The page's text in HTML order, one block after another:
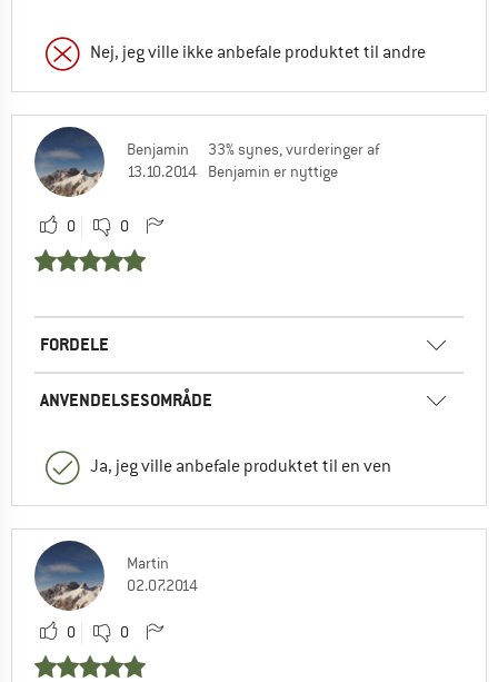
Nej, jeg ville ikke anbefale produktet til andre
Benjamin
13.10.2014
33% synes, vurderinger af
Benjamin er nyttige
0 0
FORDELE
ANVENDELSESOMRÅDE
Ja, jeg ville anbefale produktet til en ven
Martin
02.07.2014
0 0